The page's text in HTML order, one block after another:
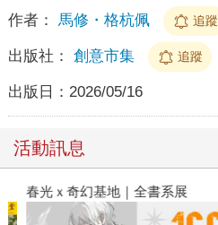
作者： 馬修・格杭佩 追蹤
出版社： 創意市集 追蹤
出版日： 2026/05/16
活動訊息
春光ｘ奇幻基地｜全書系展